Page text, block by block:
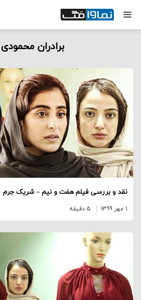
برادران محمودی
نقد و بررسی فیلم هفت و نیم – شریک جرم
1 مهر 1399 5 دقیقه